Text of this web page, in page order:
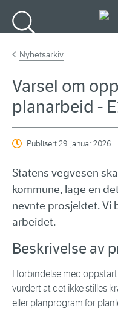
Nyhetsarkiv
Varsel om
planarbeid -
Publisert29. januar 2026
Statens vegvesen
kommune, lage en
nevnte prosjektet. Vi
arbeidet.
Beskrivelse av
I forbindelse med
vurdert at det ikke stilles
eller planprogram for